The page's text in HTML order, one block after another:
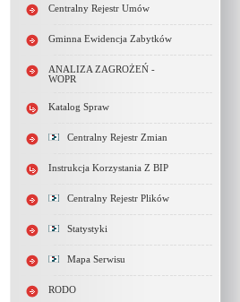
Centralny Rejestr Umów
Gminna Ewidencja Zabytków
ANALIZA ZAGROŻEŃ -
WOPR
Katalog Spraw
Centralny Rejestr Zmian
Instrukcja Korzystania Z BIP
Centralny Rejestr Plików
Statystyki
Mapa Serwisu
RODO